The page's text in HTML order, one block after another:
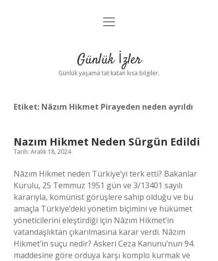
Anasayfa
Yasal Uyarı
menüyü
Günlük İzler
Günlük yaşama tat katan kısa bilgiler.
Etiket: Nâzım Hikmet Pirayeden neden ayrıldı
Nazım Hikmet Neden Sürgün Edildi
Tarih: Aralık 18, 2024
Nâzım Hikmet neden Türkiye’yi terk etti? Bakanlar
Kurulu, 25 Temmuz 1951 gün ve 3/13401 sayılı
kararıyla, komünist görüşlere sahip olduğu ve bu
amaçla Türkiye’deki yönetim biçimini ve hükümet
yöneticilerini eleştirdiği için Nâzım Hikmet’in
vatandaşlıktan çıkarılmasına karar verdi. Nâzım
Hikmet’in suçu nedir? Askeri Ceza Kanunu’nun 94.
maddesine göre orduya karşı komplo kurmak ve